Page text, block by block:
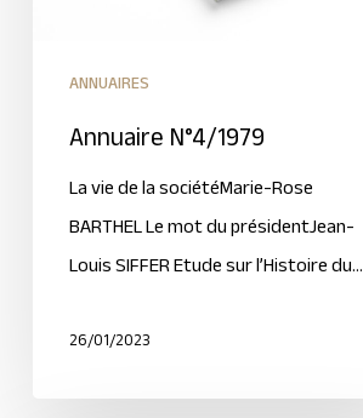
ANNUAIRES
Annuaire N°4/1979
La vie de la sociétéMarie-Rose
BARTHEL Le mot du présidentJean-
Louis SIFFER Etude sur l’Histoire du…
26/01/2023